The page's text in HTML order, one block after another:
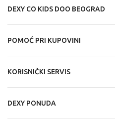
DEXY CO KIDS DOO BEOGRAD
POMOĆ PRI KUPOVINI
KORISNIČKI SERVIS
DEXY PONUDA